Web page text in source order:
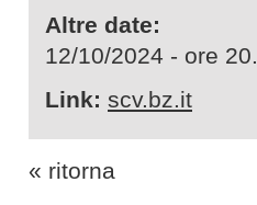
Altre date:
12/10/2024 - ore
Link: scv.bz.it
« ritorna